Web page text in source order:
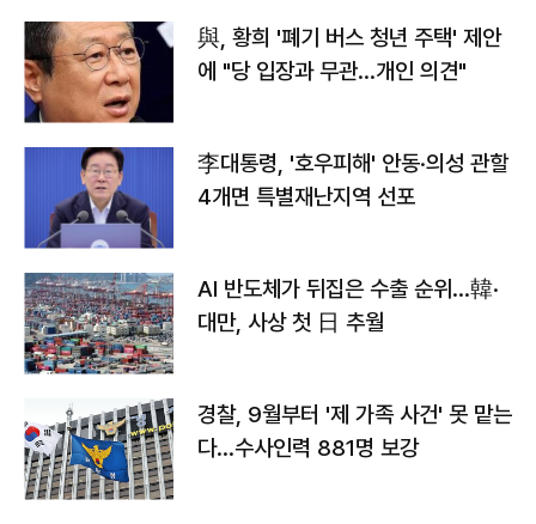
與, 황희 '폐기 버스 청년 주택' 제안
에 "당 입장과 무관…개인 의견"
李대통령, '호우피해' 안동·의성 관할
4개면 특별재난지역 선포
AI 반도체가 뒤집은 수출 순위…韓·
대만, 사상 첫 日 추월
경찰, 9월부터 '제 가족 사건' 못 맡는
다…수사인력 881명 보강